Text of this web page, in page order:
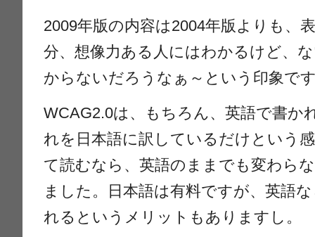
2009年版の内容は2004年版よりも、
分、想像力ある人にはわかるけど、
からないだろうなぁ～という印象で
WCAG2.0は、もちろん、英語で書か
れを日本語に訳しているだけという
て読むなら、英語のままでも変わら
ました。日本語は有料ですが、英語
れるというメリットもありますし。